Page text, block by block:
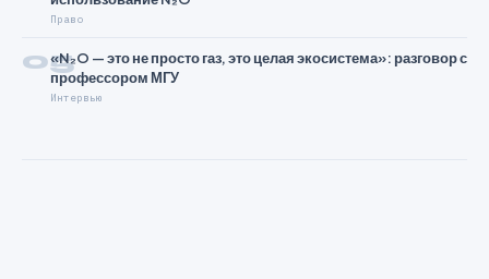
Право
05«N₂O — это не просто газ, это целая экосистема»: разговор с
профессором МГУ
Интервью